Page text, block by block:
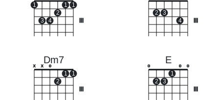
1
3 4
2
1 1
2 3
4
Dm7
x x o
2
1 1
E
o
2 3
1
o o